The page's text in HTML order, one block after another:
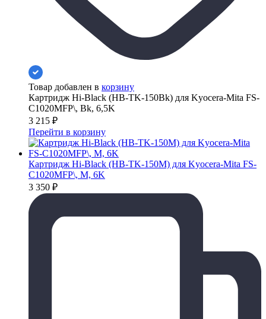
Товар добавлен в корзину
Картридж Hi-Black (HB-TK-150Bk) для Kyocera-Mita FS-
C1020MFP\, Bk, 6,5K
3 215 ₽
Перейти в корзину
Картридж Hi-Black (HB-TK-150M) для Kyocera-Mita FS-
C1020MFP\, M, 6K
3 350 ₽